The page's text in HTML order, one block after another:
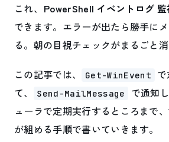
これ、 PowerShell イベントログ 監
できます。エラーが出たら勝手に
る。朝の目視チェックがまるごと消
この記事では、 Get-WinEvent
て、
Send-MailMessage
で通知
ューラで定期実行するところまで
が組める手順で書いていきます。